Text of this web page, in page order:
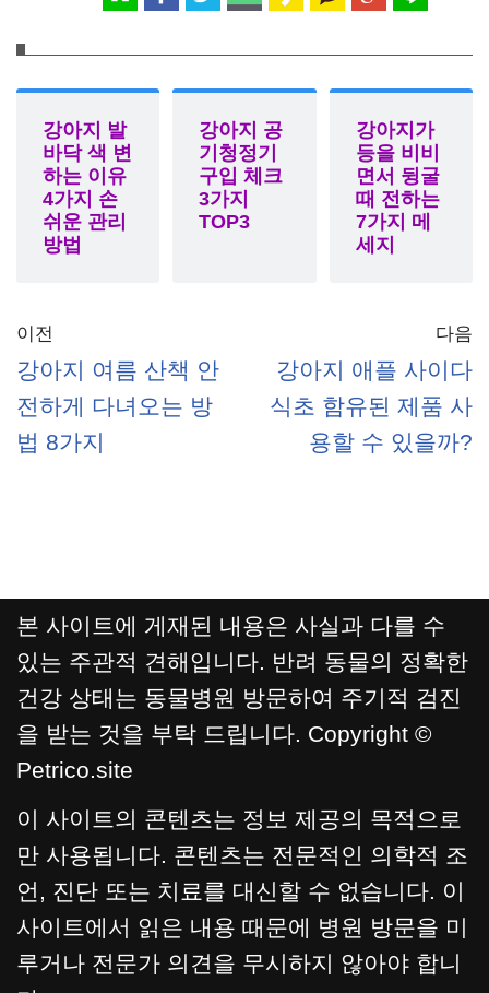
강아지 발
바닥 색 변
하는 이유
4가지 손
쉬운 관리
방법
강아지 공
기청정기
구입 체크
3가지
TOP3
강아지가
등을 비비
면서 뒹굴
때 전하는
7가지 메
세지
이전
강아지 여름 산책 안
전하게 다녀오는 방
법 8가지
다음
강아지 애플 사이다
식초 함유된 제품 사
용할 수 있을까?
본 사이트에 게재된 내용은 사실과 다를 수
있는 주관적 견해입니다. 반려 동물의 정확한
건강 상태는 동물병원 방문하여 주기적 검진
을 받는 것을 부탁 드립니다. Copyright ©
Petrico.site
이 사이트의 콘텐츠는 정보 제공의 목적으로
만 사용됩니다. 콘텐츠는 전문적인 의학적 조
언, 진단 또는 치료를 대신할 수 없습니다. 이
사이트에서 읽은 내용 때문에 병원 방문을 미
루거나 전문가 의견을 무시하지 않아야 합니